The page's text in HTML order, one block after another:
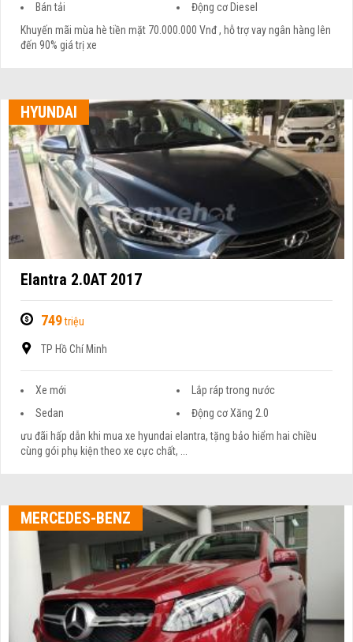
Bán tải
Động cơ Diesel
Khuyến mãi mùa hè tiền mặt 70.000.000 Vnđ , hỗ trợ vay ngân hàng lên
đến 90% giá trị xe
HYUNDAI
Elantra 2.0AT 2017
749triệu
TP Hồ Chí Minh
Xe mới
Lắp ráp trong nước
Sedan
Động cơ Xăng 2.0
ưu đãi hấp dẫn khi mua xe hyundai elantra, tặng bảo hiểm hai chiều
cùng gói phụ kiện theo xe cực chất, ...
MERCEDES-BENZ